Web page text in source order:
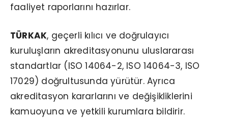
faaliyet raporlarını hazırlar.
TÜRKAK, geçerli kılıcı ve doğrulayıcı
kuruluşların akreditasyonunu uluslararası
standartlar (ISO 14064-2, ISO 14064-3, ISO
17029) doğrultusunda yürütür. Ayrıca
akreditasyon kararlarını ve değişikliklerini
kamuoyuna ve yetkili kurumlara bildirir.